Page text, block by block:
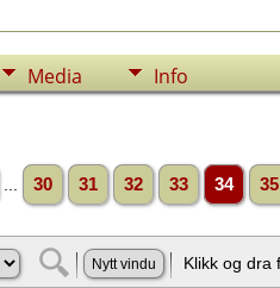
Media Info
30 31 32 33 34 35